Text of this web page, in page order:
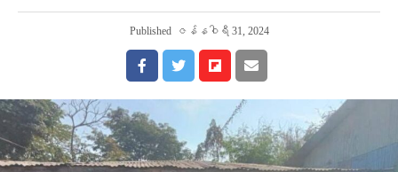
Published ဇန်နဝါရီ 31, 2024